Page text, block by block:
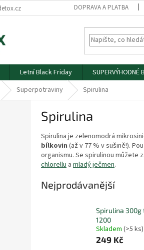
DOPRAVA A PLATBA
Letní Black Friday SUPERVÝHODNÉ
Superpotraviny Spirulina
Spirulina
Spirulina je zelenomodrá
bílkovin (až v 77 % v sušině!).
organismu. Se spirulinou můžete
chlorellu a mladý ječmen.
Nejprodávanější
Spirulina 300g
1200
Skladem (>5 ks)
249 Kč